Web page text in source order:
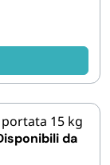
da